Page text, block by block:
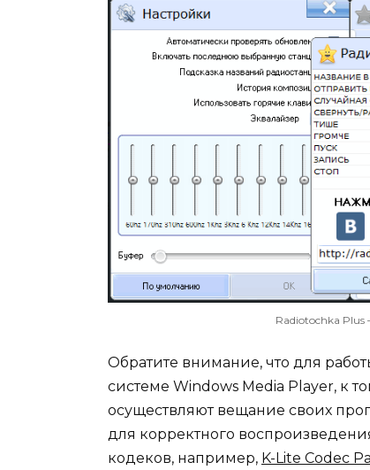
Radiotochka
Обратите внимание, что для
системе Windows Media Player, к
осуществляют вещание своих
для корректного
кодеков, например, K-Lite Codec